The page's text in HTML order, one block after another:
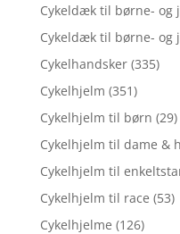
Cykeldæk til børne- og
Cykeldæk til børne- og
Cykelhandsker (335)
Cykelhjelm (351)
Cykelhjelm til børn (29)
Cykelhjelm til dame &
Cykelhjelm til
Cykelhjelm til race (53)
Cykelhjelme (126)